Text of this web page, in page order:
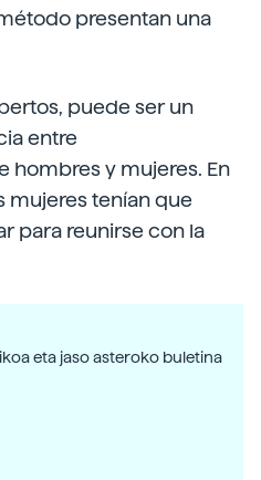
presentan una
puede ser un
entre
y mujeres. En
mujeres tenían que
para reunirse con la
eta jaso asteroko buletina